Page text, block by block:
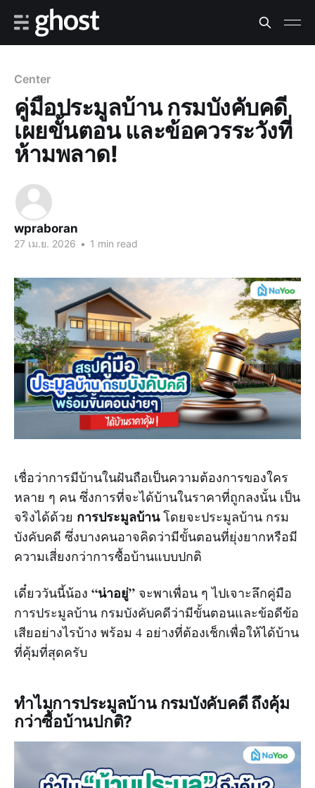
Center
คู่มือประมูลบ้าน กรมบังคับคดี
เผยขั้นตอน และข้อควรระวังที่
ห้ามพลาด!
wpraboran
27 เม.ย. 2026 • 1 min read
เชื่อว่าการมีบ้านในฝันถือเป็นความต้องการของใคร
หลาย ๆ คน ซึ่งการที่จะได้บ้านในราคาที่ถูกลงนั้น เป็น
จริงได้ด้วย การประมูลบ้านโดยจะประมูลบ้าน กรม
บังคับคดี ซึ่งบางคนอาจคิดว่ามีขั้นตอนที่ยุ่งยากหรือมี
ความเสี่ยงกว่าการซื้อบ้านแบบปกติ
เดี๋ยววันนี้น้อง “น่าอยู่” จะพาเพื่อน ๆ ไปเจาะลึกคู่มือ
การประมูลบ้าน กรมบังคับคดีว่ามีขั้นตอนและข้อดีข้อ
เสียอย่างไรบ้าง พร้อม 4 อย่างที่ต้องเช็กเพื่อให้ได้บ้าน
ที่คุ้มที่สุดครับ
ทำไมการประมูลบ้าน กรมบังคับคดี ถึงคุ้ม
กว่าซื้อบ้านปกติ?